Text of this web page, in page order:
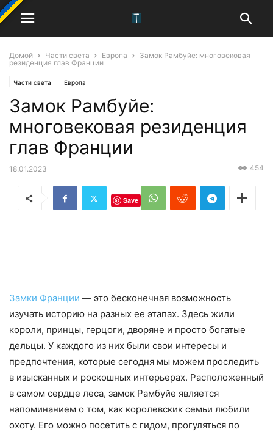
Домой Части света Европа
Замок Рамбуйе: многовековая
резиденция глав Франции
Части света Европа
Замок Рамбуйе:
многовековая резиденция
глав Франции
18.01.2023 454
Save
Замки Франции — это бесконечная возможность
изучать историю на разных ее этапах. Здесь жили
короли, принцы, герцоги, дворяне и просто богатые
дельцы. У каждого из них были свои интересы и
предпочтения, которые сегодня мы можем проследить
в изысканных и роскошных интерьерах. Расположенный
в самом сердце леса, замок Рамбуйе является
напоминанием о том, как королевскик семьи любили
охоту. Его можно посетить с гидом, прогуляться по